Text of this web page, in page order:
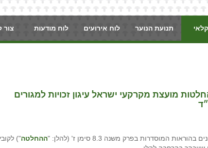
תנועת הנוער לוח אירועים לוח מודעות צור
8.3 סימן ז' לקובץ החלטות מועצת מקרקעי ישראל עיגון זכויות למגורים
המוסדרות בפרק משנה 8.3 סימן ז' (להלן: " ההחלטה")